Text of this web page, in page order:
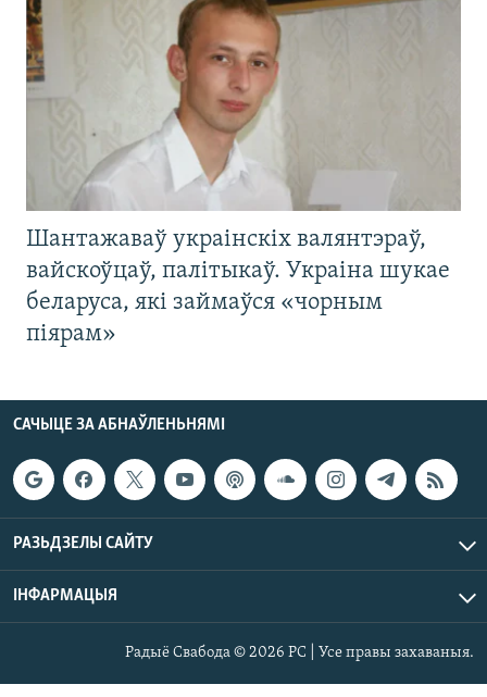
Шантажаваў украінскіх валянтэраў,
вайскоўцаў, палітыкаў. Украіна шукае
беларуса, які займаўся «чорным
піярам»
САЧЫЦЕ ЗА АБНАЎЛЕНЬНЯМІ
РАЗЬДЗЕЛЫ САЙТУ
ІНФАРМАЦЫЯ
Радыё Свабода © 2026 РС | Усе правы захаваныя.